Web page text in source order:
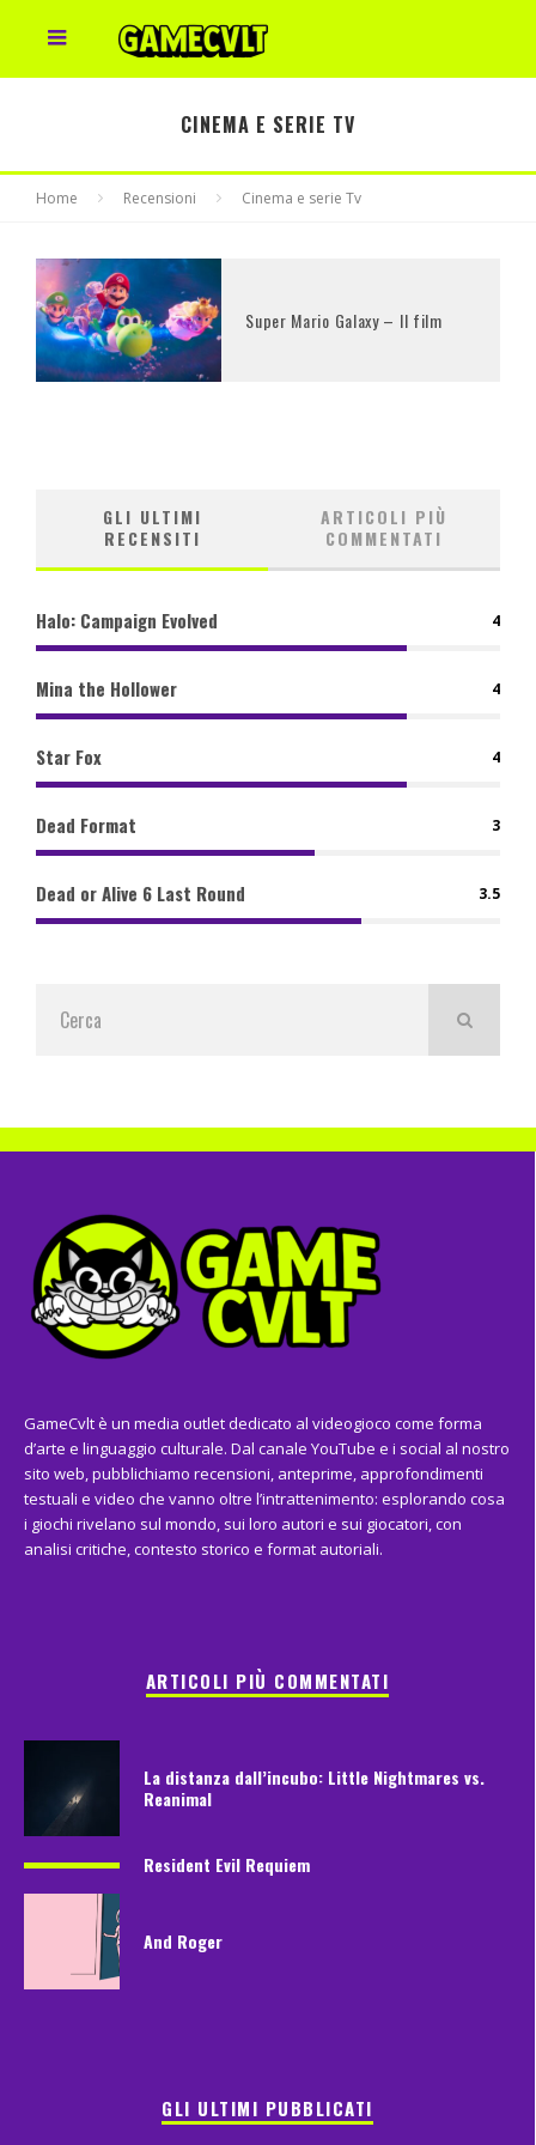
CINEMA E SERIE TV
Home Recensioni Cinema e serie Tv
Super Mario Galaxy – Il film
GLI ULTIMI
RECENSITI
ARTICOLI PIÙ
COMMENTATI
Halo: Campaign Evolved 4
Mina the Hollower 4
Star Fox 4
Dead Format 3
Dead or Alive 6 Last Round 3.5
GameCvlt è un media outlet dedicato al videogioco come forma
d’arte e linguaggio culturale. Dal canale YouTube e i social al nostro
sito web, pubblichiamo recensioni, anteprime, approfondimenti
testuali e video che vanno oltre l’intrattenimento: esplorando cosa
i giochi rivelano sul mondo, sui loro autori e sui giocatori, con
analisi critiche, contesto storico e format autoriali.
ARTICOLI PIÙ COMMENTATI
La distanza dall’incubo: Little Nightmares vs.
Reanimal
Resident Evil Requiem
And Roger
GLI ULTIMI PUBBLICATI